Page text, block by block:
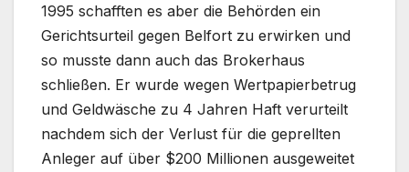
1995 schafften es aber die Behörden ein
Gerichtsurteil gegen Belfort zu erwirken und
so musste dann auch das Brokerhaus
schließen. Er wurde wegen Wertpapierbetrug
und Geldwäsche zu 4 Jahren Haft verurteilt
nachdem sich der Verlust für die geprellten
Anleger auf über $200 Millionen ausgeweitet